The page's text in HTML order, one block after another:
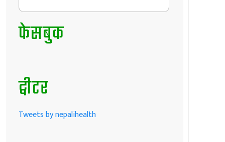
फेसबुक
ट्वीटर
Tweets by nepalihealth